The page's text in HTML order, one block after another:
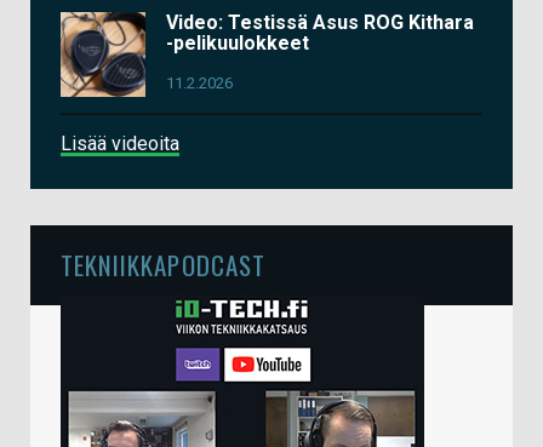
Video: Testissä Asus ROG Kithara
-pelikuulokkeet
11.2.2026
Lisää videoita
TEKNIIKKAPODCAST